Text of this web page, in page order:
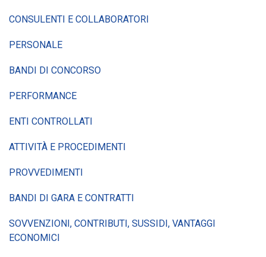
CONSULENTI E COLLABORATORI
PERSONALE
BANDI DI CONCORSO
PERFORMANCE
ENTI CONTROLLATI
ATTIVITÀ E PROCEDIMENTI
PROVVEDIMENTI
BANDI DI GARA E CONTRATTI
SOVVENZIONI, CONTRIBUTI, SUSSIDI, VANTAGGI
ECONOMICI